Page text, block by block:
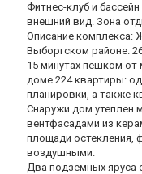
Фитнес-клуб и
внешний вид. Зона
Описание комплекса:
Выборгском районе.
15 минутах пешком
доме 224 квартиры:
планировки, а также
Снаружи дом утеплен
вентфасадами из
площади остекления,
воздушными.
Два подземных яруса